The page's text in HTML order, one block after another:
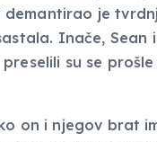
demantirao je
Inače, Sean
su se
on i njegov brat